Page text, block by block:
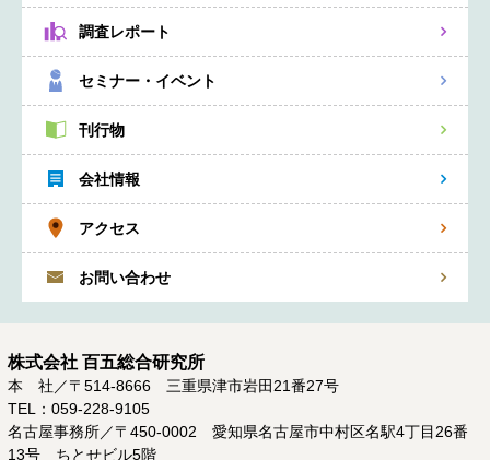
調査レポート
セミナー・イベント
刊行物
会社情報
アクセス
お問い合わせ
株式会社 百五総合研究所
本 社／〒514-8666 三重県津市岩田21番27号
TEL：059-228-9105
名古屋事務所／〒450-0002 愛知県名古屋市中村区名駅4丁目26番
13号 ちとせビル5階